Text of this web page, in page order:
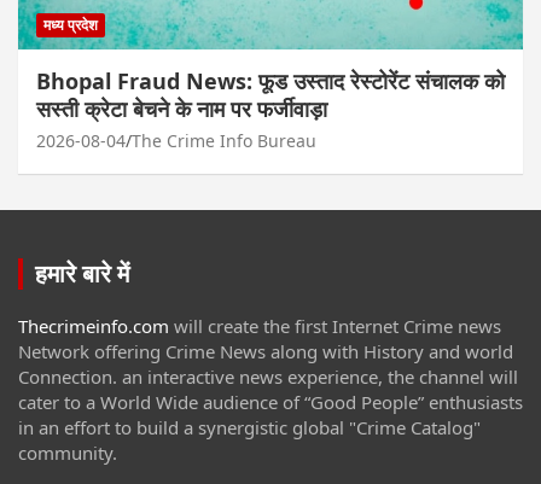
मध्य प्रदेश
Bhopal Fraud News: फूड उस्ताद रेस्टोरेंट संचालक को
सस्ती क्रेटा बेचने के नाम पर फर्जीवाड़ा
2026-08-04 The Crime Info Bureau
हमारे बारे में
Thecrimeinfo.com will create the first Internet Crime news
Network offering Crime News along with History and world
Connection. an interactive news experience, the channel will
cater to a World Wide audience of “Good People” enthusiasts
in an effort to build a synergistic global "Crime Catalog"
community.